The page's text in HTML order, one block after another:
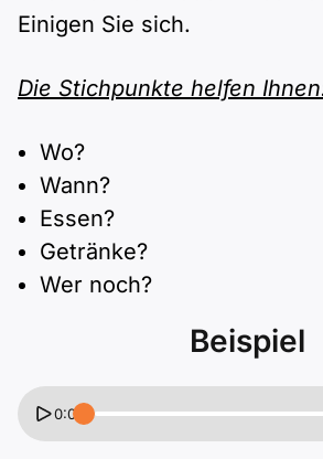
B1 ÖIF
B2 Pflege (telc)
Einbürgerungstest
Spiele
Lebenslauf erstellen
Motivationsbriefe
Einigen Sie sich.
Die Stichpunkte helfen
Wo?
Wann?
Essen?
Getränke?
Wer noch?
Beispiel
0:00